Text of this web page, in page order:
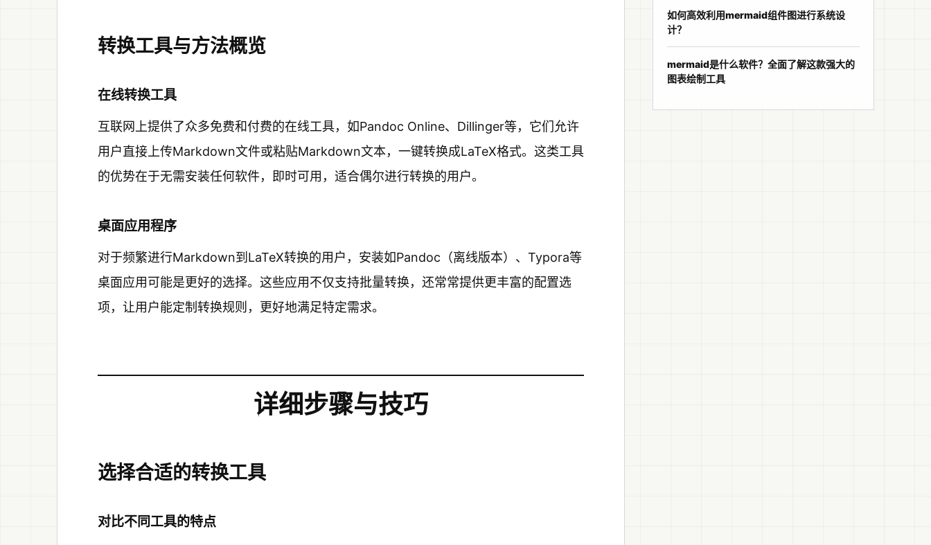
转换工具与方法概览
在线转换工具
互联网上提供了众多免费和付费的在线工具，如Pandoc Online、Dillinger等，它们允许
用户直接上传Markdown文件或粘贴Markdown文本，一键转换成LaTeX格式。这类工具
的优势在于无需安装任何软件，即时可用，适合偶尔进行转换的用户。
桌面应用程序
对于频繁进行Markdown到LaTeX转换的用户，安装如Pandoc（离线版本）、Typora等
桌面应用可能是更好的选择。这些应用不仅支持批量转换，还常常提供更丰富的配置选
项，让用户能定制转换规则，更好地满足特定需求。
详细步骤与技巧
选择合适的转换工具
对比不同工具的特点
如何高效利用mermaid组件图进行系统设
计？
mermaid是什么软件？全面了解这款强大的
图表绘制工具